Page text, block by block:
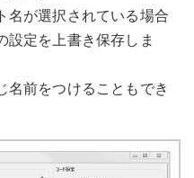
名が選択されている場合
設定を上書き保存しま
名前をつけることもでき